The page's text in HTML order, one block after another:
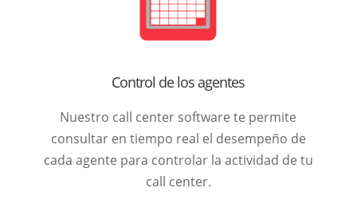
Control de los agentes
Nuestro call center software te permite
consultar en tiempo real el desempeño de
cada agente para controlar la actividad de tu
call center.